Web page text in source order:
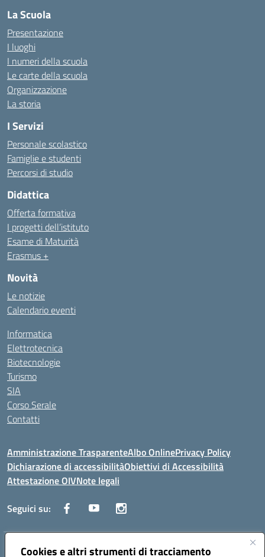
Cookies e altri strumenti di tracciamento
La Scuola
Presentazione
I luoghi
I numeri della scuola
Le carte della scuola
Organizzazione
La storia
I Servizi
Personale scolastico
Famiglie e studenti
Percorsi di studio
Didattica
Offerta formativa
I progetti dell’istituto
Esame di Maturità
Erasmus +
Novità
Le notizie
Calendario eventi
Informatica
Elettrotecnica
Biotecnologie
Turismo
SIA
Corso Serale
Contatti
Amministrazione TrasparenteAlbo OnlinePrivacy Policy
Dichiarazione di accessibilitàObiettivi di Accessibilità
Attestazione OIVNote legali
Seguici su:
Indirizzo:Via Cesare Beccaria 70043 MONOPOLI (BA)